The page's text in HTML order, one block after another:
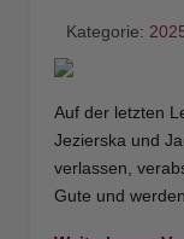
Kategorie:
Auf der letzten
Jezierska und
verlassen,
Gute und